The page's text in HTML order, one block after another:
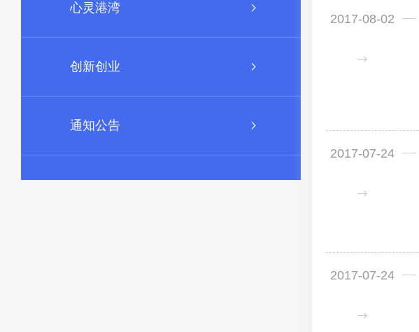
心灵港湾
创新创业
通知公告
2017-08-02
2017-07-24
2017-07-24